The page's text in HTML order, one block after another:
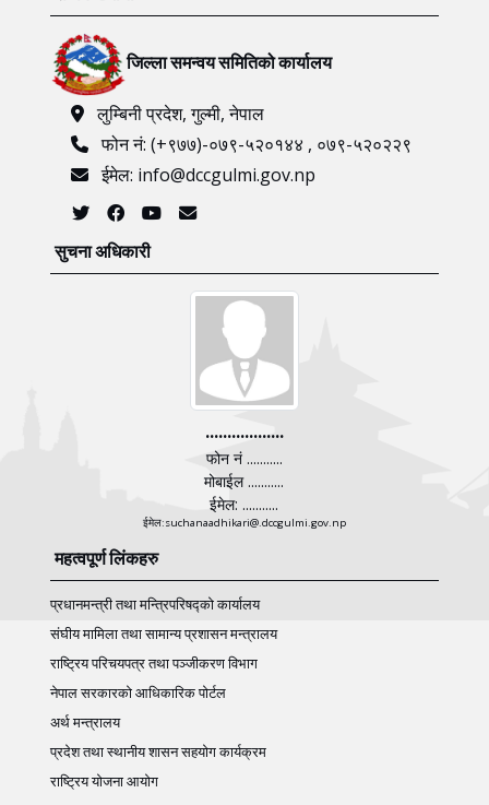
जिल्ला समन्वय समितिको कार्यालय
लुम्बिनी प्रदेश, गुल्मी, नेपाल
फोन नं: (+९७७)-०७९-५२०१४४ , ०७९-५२०२२९
ईमेल: info@dccgulmi.gov.np
सुचना अधिकारी
..................
फोन नं ...........
मोबाईल ...........
ईमेल: ...........
ईमेल:suchanaadhikari@.dccgulmi.gov.np
महत्वपूर्ण लिंकहरु
प्रधानमन्त्री तथा मन्त्रिपरिषद्को कार्यालय
संघीय मामिला तथा सामान्य प्रशासन मन्त्रालय
राष्ट्रिय परिचयपत्र तथा पञ्‍जीकरण विभाग
नेपाल सरकारको आधिकारिक पोर्टल
अर्थ मन्त्रालय
प्रदेश तथा स्थानीय शासन सहयोग कार्यक्रम
राष्ट्रिय योजना आयोग